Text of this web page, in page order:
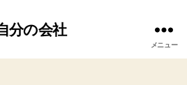
分の会社
メニュー